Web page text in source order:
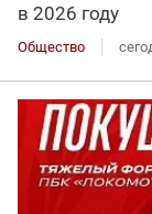
в 2026 году
Общество